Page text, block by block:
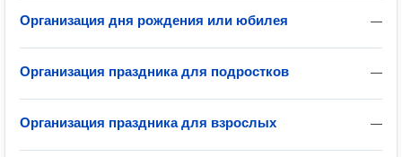
—
Организация дня рождения или юбилея
—
Организация праздника для подростков
—
Организация праздника для взрослых